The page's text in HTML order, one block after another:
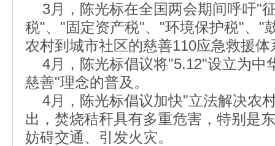
3月，陈光标在全国两会期间呼吁"
税"、"固定资产税"、"环境保护税"、"
农村到城市社区的慈善110应急救援体
4月，陈光标倡议将"5.12"设立为中
慈善"理念的普及。
4月，陈光标倡议加快"立法解决农
出，焚烧秸秆具有多重危害，特别是
妨碍交通、引发火灾。